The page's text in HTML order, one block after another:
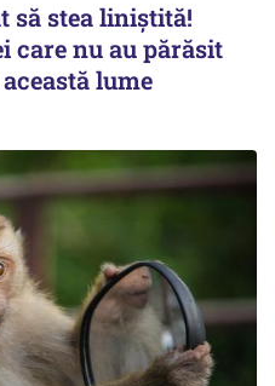
să stea liniștită!
care nu au părăsit
lume